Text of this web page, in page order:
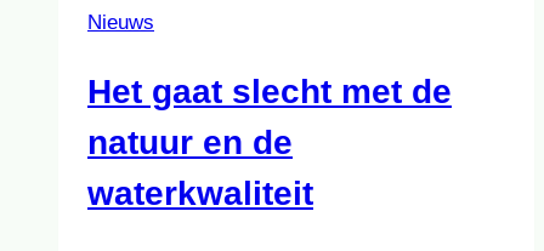
Nieuws
Het gaat slecht met de
natuur en de
waterkwaliteit